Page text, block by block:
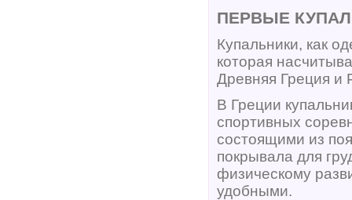
ПЕРВЫЕ
Купальники, как
которая
Древняя Греция и
В Греции
спортивных
состоящими из
покрывала для
физическому
удобными.